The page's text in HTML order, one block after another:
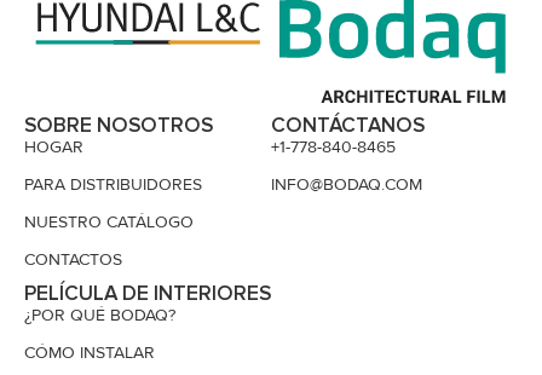
SOBRE NOSOTROS
HOGAR
PARA DISTRIBUIDORES
NUESTRO CATÁLOGO
CONTACTOS
PELÍCULA DE INTERIORES
¿POR QUÉ BODAQ?
CÓMO INSTALAR
CONTÁCTANOS
+1-778-840-8465
INFO@BODAQ.COM